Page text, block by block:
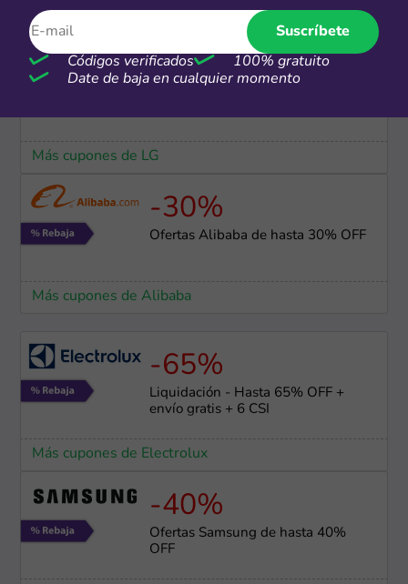
Envío gratis
Más cupones de LG
-30%
Ofertas Alibaba de hasta 30% OFF
Más cupones de Alibaba
-65%
Liquidación - Hasta 65% OFF +
envío gratis + 6 CSI
Más cupones de Electrolux
-40%
Ofertas Samsung de hasta 40%
OFF
Suscríbete
Códigos verificados
100% gratuito
Date de baja en cualquier momento